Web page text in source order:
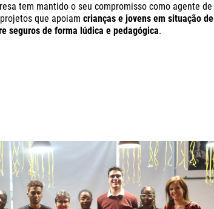
tem mantido o seu compromisso como agente de
que apoiamcrianças e jovens em situação de
seguros de forma lúdica e pedagógica.